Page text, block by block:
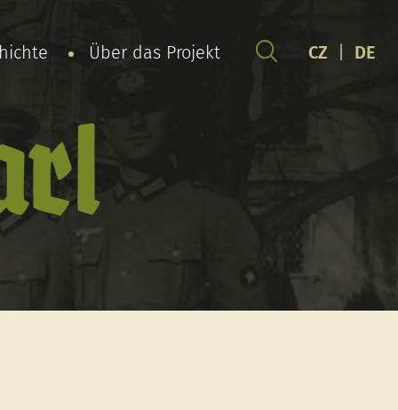
Über das Projekt CZ DE